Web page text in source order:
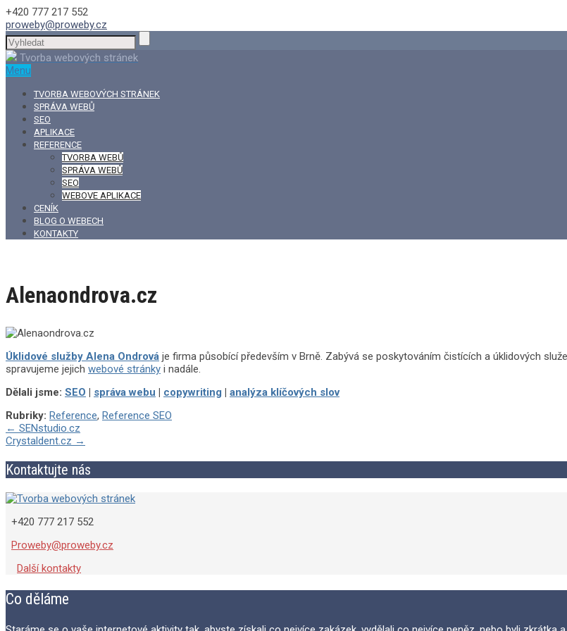
+420 777 217 552
proweby@proweby.cz
Tvorba webových stránek
Menu
TVORBA WEBOVÝCH STRÁNEK
SPRÁVA WEBŮ
SEO
APLIKACE
REFERENCE
TVORBA WEBŮ
SPRÁVA WEBŮ
SEO
WEBOVE APLIKACE
CENÍK
BLOG O WEBECH
KONTAKTY
Alenaondrova.cz
Úklidové služby Alena Ondrová je firma působící především v Brně. Zabývá se poskytováním čistících a úklidových
spravujeme jejich webové stránky i nadále.
Dělali jsme: SEO | správa webu | copywriting | analýza klíčových slov
Rubriky: Reference, Reference SEO
Post
navigation
← SENstudio.cz
Crystaldent.cz →
Kontaktujte nás
+420 777 217 552
Proweby@proweby.cz
Další kontakty
Co děláme